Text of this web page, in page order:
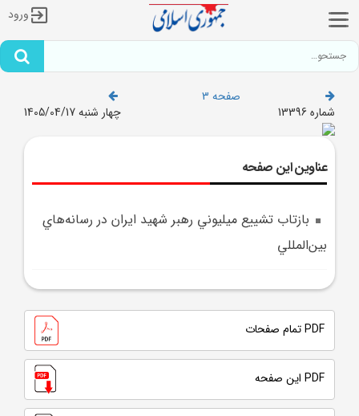
ورود
صفحه 3
شماره 13396
چهار شنبه 1405/04/17
عناوین این صفحه
بازتاب تشييع ميليوني رهبر شهيد ايران در رسانه‌هاي
بين‌المللي
PDF تمام صفحات
PDF این صفحه